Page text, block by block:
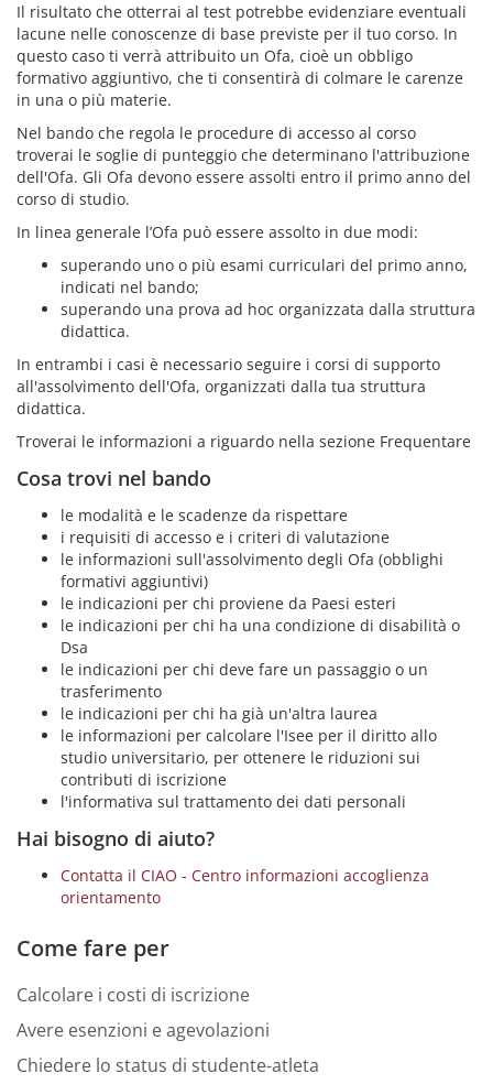
Il risultato che otterrai al test potrebbe evidenziare eventuali
lacune nelle conoscenze di base previste per il tuo corso. In
questo caso ti verrà attribuito un Ofa, cioè un obbligo
formativo aggiuntivo, che ti consentirà di colmare le carenze
in una o più materie.
Nel bando che regola le procedure di accesso al corso
troverai le soglie di punteggio che determinano l'attribuzione
dell'Ofa. Gli Ofa devono essere assolti entro il primo anno del
corso di studio.
In linea generale l’Ofa può essere assolto in due modi:
superando uno o più esami curriculari del primo anno,
indicati nel bando;
superando una prova ad hoc organizzata dalla struttura
didattica.
In entrambi i casi è necessario seguire i corsi di supporto
all'assolvimento dell'Ofa, organizzati dalla tua struttura
didattica.
Troverai le informazioni a riguardo nella sezione Frequentare
Cosa trovi nel bando
le modalità e le scadenze da rispettare
i requisiti di accesso e i criteri di valutazione
le informazioni sull'assolvimento degli Ofa (obblighi
formativi aggiuntivi)
le indicazioni per chi proviene da Paesi esteri
le indicazioni per chi ha una condizione di disabilità o
Dsa
le indicazioni per chi deve fare un passaggio o un
trasferimento
le indicazioni per chi ha già un'altra laurea
le informazioni per calcolare l'Isee per il diritto allo
studio universitario, per ottenere le riduzioni sui
contributi di iscrizione
l'informativa sul trattamento dei dati personali
Hai bisogno di aiuto?
Contatta il CIAO - Centro informazioni accoglienza
orientamento
Come fare per
Calcolare i costi di iscrizione
Avere esenzioni e agevolazioni
Chiedere lo status di studente-atleta